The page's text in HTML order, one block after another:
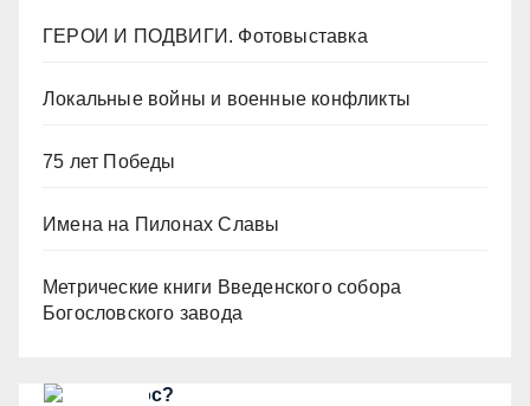
ГЕРОИ И ПОДВИГИ. Фотовыставка
Локальные войны и военные конфликты
75 лет Победы
Имена на Пилонах Славы
Метрические книги Введенского собора
Богословского завода
Есть вопрос?